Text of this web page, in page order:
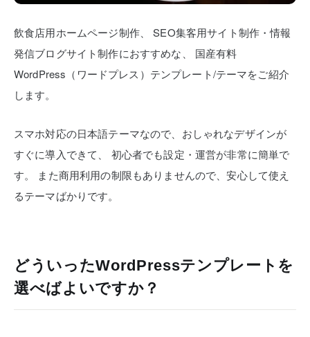
飲食店用ホームページ制作、
SEO集客用サイト制作・情報
発信ブログサイト制作におすすめな、
国産有料
WordPress（ワードプレス）テンプレート/テーマをご紹介
します。
スマホ対応の日本語テーマなので、おしゃれなデザインが
すぐに導入できて、
初心者でも設定・運営が非常に簡単で
す。
また商用利用の制限もありませんので、安心して使え
るテーマばかりです。
どういったWordPressテンプレートを
選べばよいですか？